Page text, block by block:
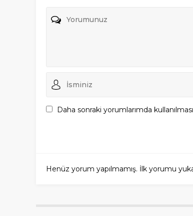
Daha sonraki yorumlarımda
Henüz yorum yapılmamış. İlk yorumu